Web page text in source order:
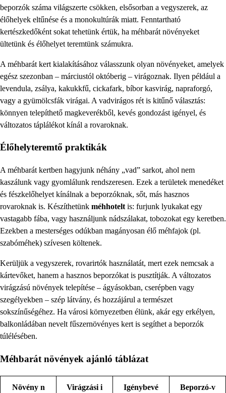
beporzók száma világszerte csökken, elsősorban a vegyszerek, az
élőhelyek eltűnése és a monokultúrák miatt. Fenntartható
kertészkedőként sokat tehetünk értük, ha méhbarát növényeket
ültetünk és élőhelyet teremtünk számukra.
A méhbarát kert kialakításához válasszunk olyan növényeket, amelyek
egész szezonban – márciustól októberig – virágoznak. Ilyen például a
levendula, zsálya, kakukkfű, cickafark, bíbor kasvirág, napraforgó,
vagy a gyümölcsfák virágai. A vadvirágos rét is kitűnő választás:
könnyen telepíthető magkeverékből, kevés gondozást igényel, és
változatos táplálékot kínál a rovaroknak.
Élőhelyteremtő praktikák
A méhbarát kertben hagyjunk néhány „vad” sarkot, ahol nem
kaszálunk vagy gyomlálunk rendszeresen. Ezek a területek menedéket
és fészkelőhelyet kínálnak a beporzóknak, sőt, más hasznos
rovaroknak is. Készíthetünk méhhotelt is: furjunk lyukakat egy
vastagabb fába, vagy használjunk nádszálakat, tobozokat egy keretben.
Ezekben a mesterséges odúkban magányosan élő méhfajok (pl.
szabóméhek) szívesen költenek.
Kerüljük a vegyszerek, rovarirtók használatát, mert ezek nemcsak a
kártevőket, hanem a hasznos beporzókat is pusztítják. A változatos
virágzású növények telepítése – ágyásokban, cserépben vagy
szegélyekben – szép látvány, és hozzájárul a természet
sokszínűségéhez. Ha városi környezetben élünk, akár egy erkélyen,
balkonládában nevelt fűszernövényes kert is segíthet a beporzók
túlélésében.
Méhbarát növények ajánló táblázat
Növény n Virágzási i Igénybevé Beporzó-v